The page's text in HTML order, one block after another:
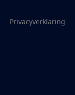
Privacyverklaring